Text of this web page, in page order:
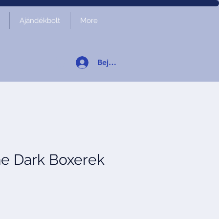
Ajándékbolt More
Bejelentkezés
Dark Boxerek